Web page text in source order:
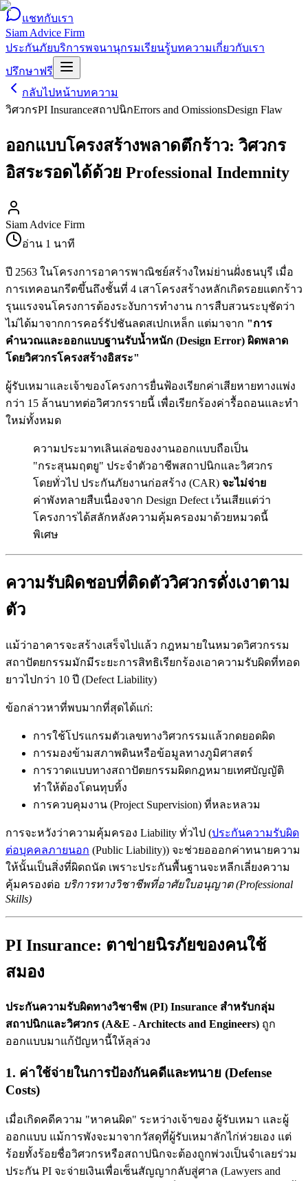
แชทกับเรา
Siam Advice Firm
ประกันภัยบริการพจนานุกรมเรียนรู้บทความเกี่ยวกับเรา
ปรึกษาฟรี
กลับไปหน้าบทความ
วิศวกรPI InsuranceสถาปนิกErrors and OmissionsDesign Flaw
ออกแบบโครงสร้างพลาดตึกร้าว: วิศวกร
อิสระรอดได้ด้วย Professional Indemnity
Siam Advice Firm
อ่าน 1 นาที
ปี 2563 ในโครงการอาคารพาณิชย์สร้างใหม่ย่านฝั่งธนบุรี เมื่อ
การเทคอนกรีตขึ้นถึงชั้นที่ 4 เสาโครงสร้างหลักเกิดรอยแตกร้าว
รุนแรงจนโครงการต้องระงับการทำงาน การสืบสวนระบุชัดว่า
ไม่ได้มาจากการคอร์รัปชันลดสเปกเหล็ก แต่มาจาก "การ
คำนวณและออกแบบฐานรับน้ำหนัก (Design Error) ผิดพลาด
โดยวิศวกรโครงสร้างอิสระ"
ผู้รับเหมาและเจ้าของโครงการยื่นฟ้องเรียกค่าเสียหายทางแพ่ง
กว่า 15 ล้านบาทต่อวิศวกรรายนี้ เพื่อเรียกร้องค่ารื้อถอนและทำ
ใหม่ทั้งหมด
ความประมาทเลินเล่อของงานออกแบบถือเป็น
"กระสุนมฤตยู" ประจำตัวอาชีพสถาปนิกและวิศวกร
โดยทั่วไป ประกันภัยงานก่อสร้าง (CAR) จะไม่จ่าย
ค่าพังทลายสืบเนื่องจาก Design Defect เว้นเสียแต่ว่า
โครงการได้สลักหลังความคุ้มครองมาด้วยหมวดนี้
พิเศษ
ความรับผิดชอบที่ติดตัววิศวกรดั่งเงาตาม
ตัว
แม้ว่าอาคารจะสร้างเสร็จไปแล้ว กฎหมายในหมวดวิศวกรรม
สถาปัตยกรรมมักมีระยะการสิทธิเรียกร้องเอาความรับผิดที่ทอด
ยาวไปกว่า 10 ปี (Defect Liability)
ข้อกล่าวหาที่พบมากที่สุดได้แก่:
การใช้โปรแกรมตัวเลขทางวิศวกรรมแล้วกดยอดผิด
การมองข้ามสภาพดินหรือข้อมูลทางภูมิศาสตร์
การวาดแบบทางสถาปัตยกรรมผิดกฎหมายเทศบัญญัติ
ทำให้ต้องโดนทุบทิ้ง
การควบคุมงาน (Project Supervision) ที่หละหลวม
การจะหวังว่าความคุ้มครอง Liability ทั่วไป (ประกันความรับผิด
ต่อบุคคลภายนอก (Public Liability)) จะช่วยอออกค่าทนายความ
ให้นั้นเป็นสิ่งที่ผิดถนัด เพราะประกันพื้นฐานจะหลีกเลี่ยงความ
คุ้มครองต่อ บริการทางวิชาชีพที่อาศัยใบอนุญาต (Professional
Skills)
PI Insurance: ตาข่ายนิรภัยของคนใช้
สมอง
ประกันความรับผิดทางวิชาชีพ (PI) Insurance สำหรับกลุ่ม
สถาปนิกและวิศวกร (A&E - Architects and Engineers) ถูก
ออกแบบมาแก้ปัญหานี้ให้ลุล่วง
1. ค่าใช้จ่ายในการป้องกันคดีและทนาย (Defense
Costs)
เมื่อเกิดคดีความ "หาคนผิด" ระหว่างเจ้าของ ผู้รับเหมา และผู้
ออกแบบ แม้การพังจะมาจากวัสดุที่ผู้รับเหมาลักไก่ห่วยเอง แต่
ร้อยทั้งร้อยชื่อวิศวกรหรือสถาปนิกจะต้องถูกพ่วงเป็นจำเลยร่วม
ประกัน PI จะจ่ายเงินเพื่อเซ็นสัญญากลับสู่ศาล (Lawyers and